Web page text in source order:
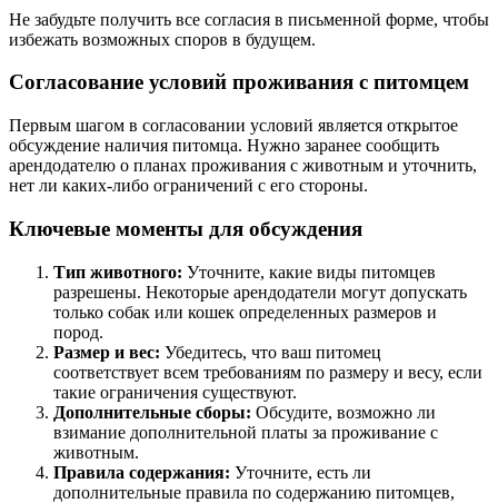
Не забудьте получить все согласия в письменной форме, чтобы
избежать возможных споров в будущем.
Согласование условий проживания с питомцем
Первым шагом в согласовании условий является открытое
обсуждение наличия питомца. Нужно заранее сообщить
арендодателю о планах проживания с животным и уточнить,
нет ли каких-либо ограничений с его стороны.
Ключевые моменты для обсуждения
Тип животного: Уточните, какие виды питомцев
разрешены. Некоторые арендодатели могут допускать
только собак или кошек определенных размеров и
пород.
Размер и вес: Убедитесь, что ваш питомец
соответствует всем требованиям по размеру и весу, если
такие ограничения существуют.
Дополнительные сборы: Обсудите, возможно ли
взимание дополнительной платы за проживание с
животным.
Правила содержания: Уточните, есть ли
дополнительные правила по содержанию питомцев,